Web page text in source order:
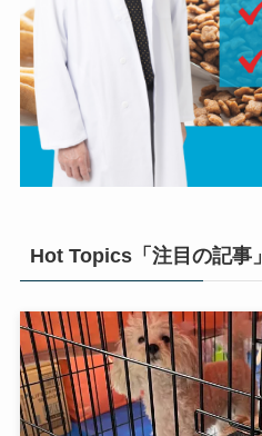
Hot Topics「注目の記事」